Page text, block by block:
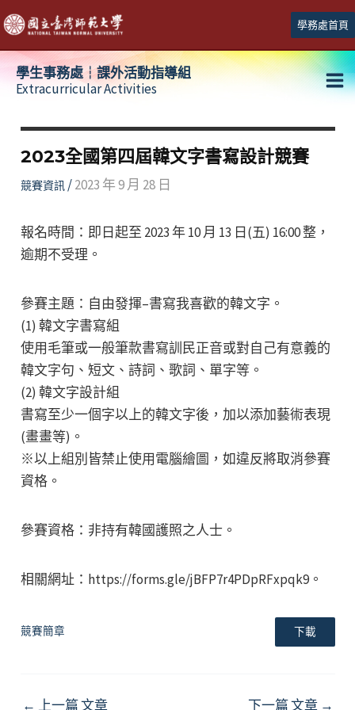
跳
至
主
學務處首頁
學生事務處┆課外活動指導組
Extracurricular Activities
2023全國第四屆韓文字書寫設計競賽
競賽資訊/2023 年 9 月 28 日
報名時間：即日起至 2023 年 10 月 13 日(五) 16:00 整，
逾期不受理。
參賽主題：自由發揮–書寫我喜歡的韓文字。
(1) 韓文字書寫組
使用毛筆或一般筆款書寫訓民正音或對自己有意義的
韓文字句、短文、詩詞、歌詞、單字等。
(2) 韓文字設計組
書寫至少一個字以上的韓文字後，加以添加藝術表現
(畫畫等)。
※以上組別皆禁止使用電腦繪圖，如違反將取消參賽
資格。
參賽資格：非持有韓國護照之人士。
相關網址：https://forms.gle/jBFP7r4PDpRFxpqk9。
競賽簡章 下載
Post
← 上一篇 文章 下一篇 文章 →